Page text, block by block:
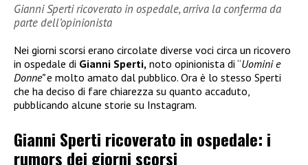
Gianni Sperti ricoverato in ospedale, arriva la conferma da
parte dell’opinionista
Nei giorni scorsi erano circolate diverse voci circa un ricovero
in ospedale di Gianni Sperti, noto opinionista di “Uomini e
Donne”e molto amato dal pubblico. Ora è lo stesso Sperti
che ha deciso di fare chiarezza su quanto accaduto,
pubblicando alcune storie su Instagram.
Gianni Sperti ricoverato in ospedale: i
rumors dei giorni scorsi